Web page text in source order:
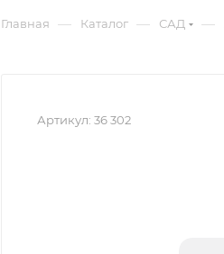
Главная — Каталог — САД —
Артикул: 36 302